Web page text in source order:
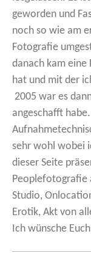
geworden und
noch so wie am
Fotografie
danach kam eine
hat und mit der
2005 war es
angeschafft habe.
sehr wohl wobei
dieser Seite
Peoplefotografie
Studio,
Erotik, Akt von
Ich wünsche